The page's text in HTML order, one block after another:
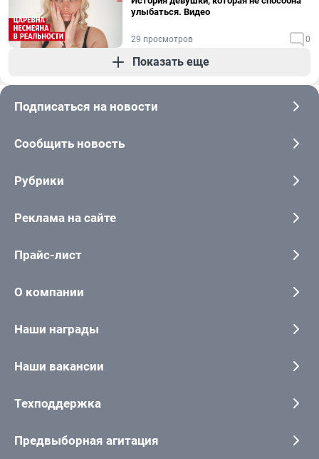
улыбаться. Видео
29 просмотров 0
Показать еще
Подписаться на новости
Сообщить новость
Рубрики
Реклама на сайте
Прайс-лист
О компании
Наши награды
Наши вакансии
Техподдержка
Предвыборная агитация